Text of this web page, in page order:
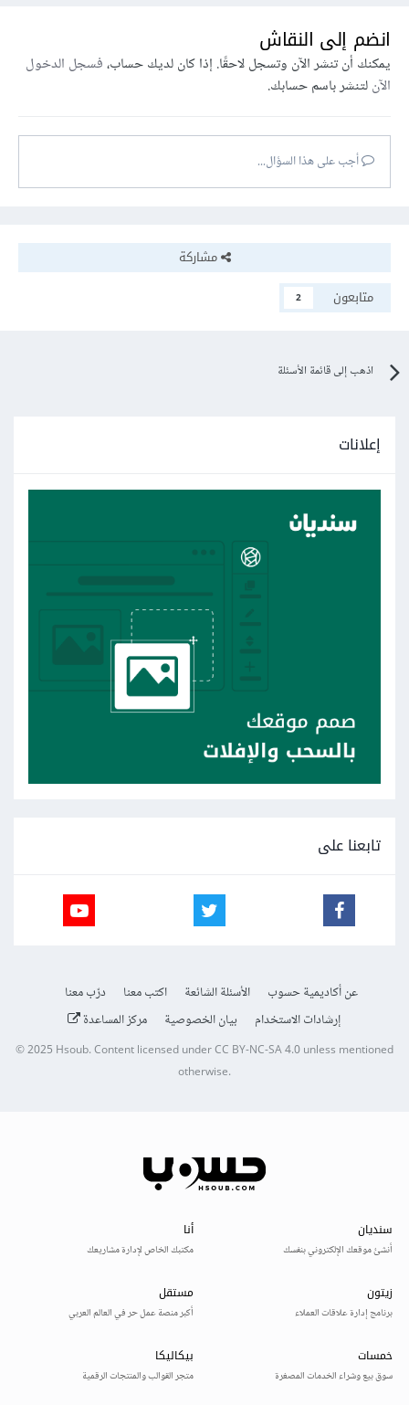
انضم إلى النقاش
يمكنك أن تنشر الآن وتسجل لاحقًا. إذا كان لديك حساب،فسجل الدخول
الآنلتنشر باسم حسابك.
أجب على هذا السؤال...
مشاركة
متابعون
2
اذهب إلى قائمة الأسئلة
إعلانات
تابعنا على
عن أكاديمية حسوب الأسئلة الشائعة اكتب معنا
درّب معنا
إرشادات الاستخدام
بيان الخصوصية مركز المساعدة
© 2025Hsoub.Content licensed underCC BY-NC-SA 4.0unless mentioned
otherwise.